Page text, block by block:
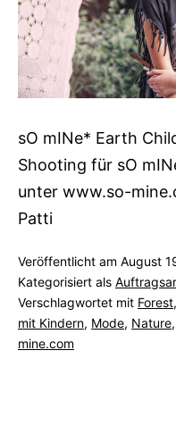
sO mINe* Earth
Shooting für sO
unter www.so-
Patti
Veröffentlicht am August
Kategorisiert als
Verschlagwortet mit Forest,
mit Kindern, Mode, Nature,
mine.com